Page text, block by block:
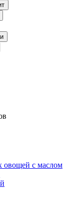
овощей с маслом